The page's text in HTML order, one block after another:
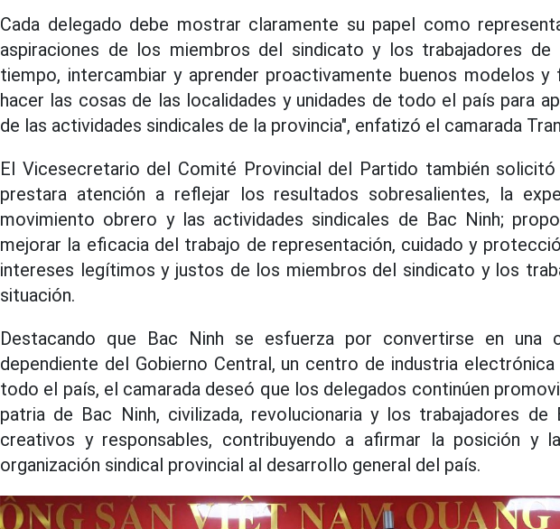
Cada delegado debe mostrar claramente su papel como
aspiraciones de los miembros del sindicato y los trabajadores de
tiempo, intercambiar y aprender proactivamente buenos modelos
hacer las cosas de las localidades y unidades de todo el país para
de las actividades sindicales de la provincia", enfatizó el camarada
El Vicesecretario del Comité Provincial del Partido también
prestara atención a reflejar los resultados sobresalientes, la
movimiento obrero y las actividades sindicales de Bac Ninh;
mejorar la eficacia del trabajo de representación, cuidado y
intereses legítimos y justos de los miembros del sindicato y los
situación.
Destacando que Bac Ninh se esfuerza por convertirse en una
dependiente del Gobierno Central, un centro de industria
todo el país, el camarada deseó que los delegados continúen
patria de Bac Ninh, civilizada, revolucionaria y los trabajadores de
creativos y responsables, contribuyendo a afirmar la posición y
organización sindical provincial al desarrollo general del país.